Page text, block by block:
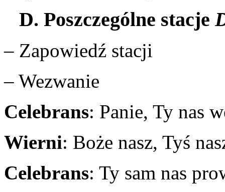
D. Poszczególne stacje
– Zapowiedź stacji
– Wezwanie
Celebrans: Panie, Ty nas
Wierni: Boże nasz, Tyś
Celebrans: Ty sam nas